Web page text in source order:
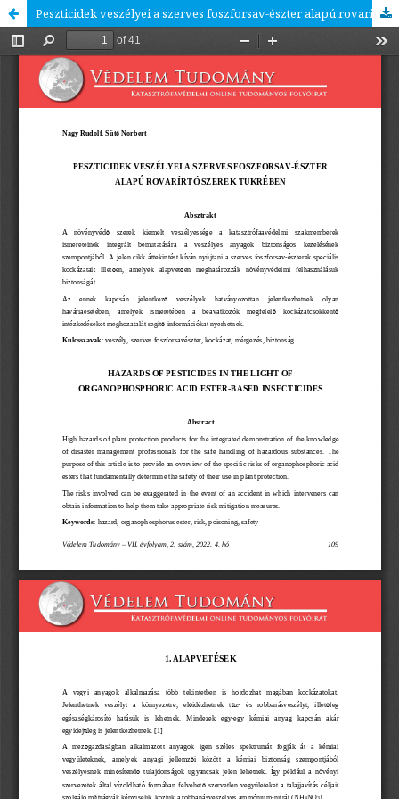
Peszticidek veszélyei a szerves foszforsav-észter alapú rovarirtó szerek tükrében